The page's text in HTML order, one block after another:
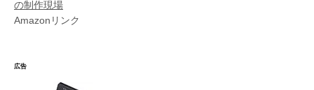
の制作現場
Amazonリンク
広告